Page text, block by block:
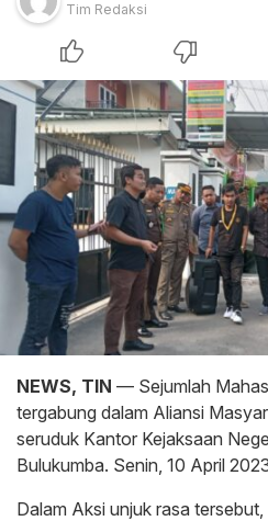
Tim Redaksi
NEWS, TIN — Sejumlah
tergabung dalam Aliansi
seruduk Kantor Kejaksaan
Bulukumba. Senin, 10 April
Dalam Aksi unjuk rasa